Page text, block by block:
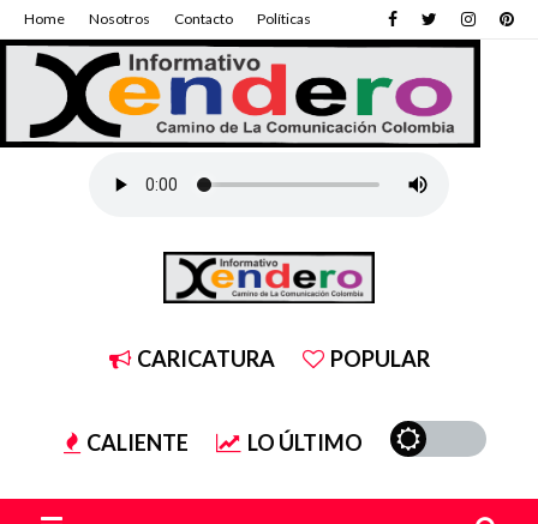
Home Nosotros Contacto Políticas
CARICATURA POPULAR
CALIENTE LO ÚLTIMO